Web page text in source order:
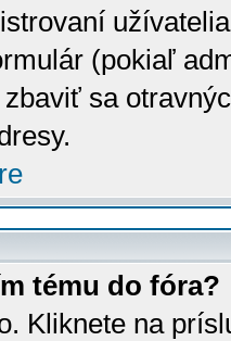
(pokiaľ
sa
tému do fóra?
Kliknete na